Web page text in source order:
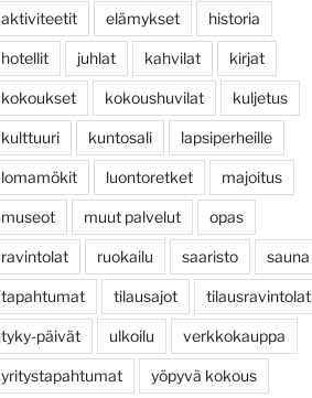
aktiviteetit elämykset historia
hotellit juhlat kahvilat kirjat
kokoukset kokoushuvilat kuljetus
kulttuuri kuntosali lapsiperheille
lomamökit luontoretket majoitus
museot muut palvelut opas
ravintolat ruokailu saaristo sauna
tapahtumat tilausajot tilausravintolat
tyky-päivät ulkoilu verkkokauppa
yritystapahtumat yöpyvä kokous